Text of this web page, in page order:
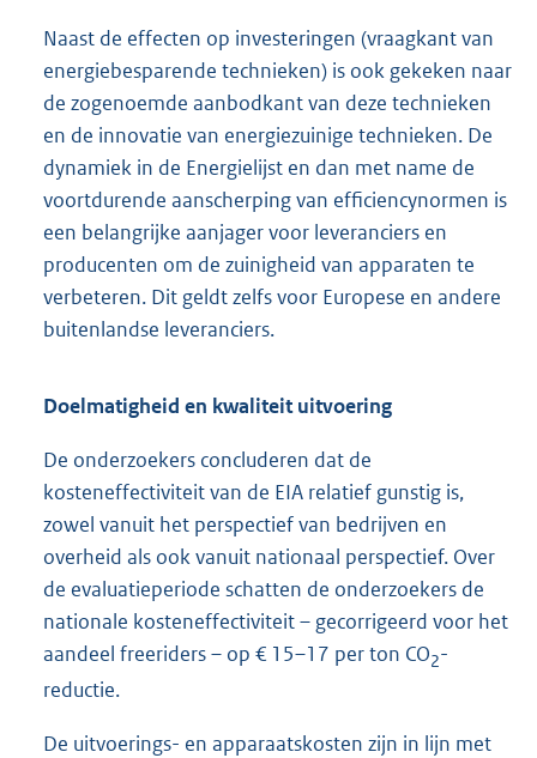
Naast de effecten op investeringen (vraagkant van
energiebesparende technieken) is ook gekeken naar
de zogenoemde aanbodkant van deze technieken
en de innovatie van energiezuinige technieken. De
dynamiek in de Energielijst en dan met name de
voortdurende aanscherping van efficiencynormen is
een belangrijke aanjager voor leveranciers en
producenten om de zuinigheid van apparaten te
verbeteren. Dit geldt zelfs voor Europese en andere
buitenlandse leveranciers.
Doelmatigheid en kwaliteit uitvoering
De onderzoekers concluderen dat de
kosteneffectiviteit van de EIA relatief gunstig is,
zowel vanuit het perspectief van bedrijven en
overheid als ook vanuit nationaal perspectief. Over
de evaluatieperiode schatten de onderzoekers de
nationale kosteneffectiviteit – gecorrigeerd voor het
aandeel freeriders – op € 15–17 per ton CO2-
reductie.
De uitvoerings- en apparaatskosten zijn in lijn met